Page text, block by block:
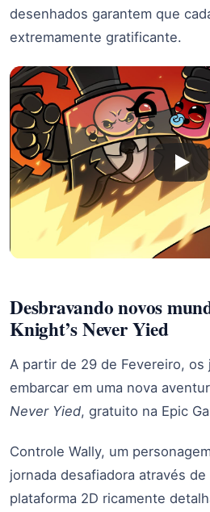
desenhados garantem que
extremamente gratificante.
Desbravando novos
Knight’s Never Yied
A partir de 29 de Fevereiro, os
embarcar em uma nova
Never Yied, gratuito na Epic
Controle Wally, um
jornada desafiadora através
plataforma 2D ricamente